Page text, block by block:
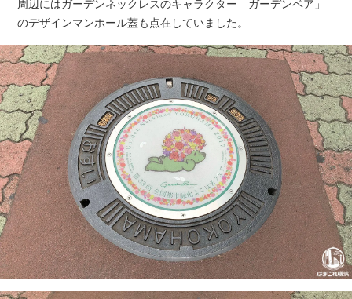
周辺にはガーデンネックレスのキャラクター「ガーデンベア」
のデザインマンホール蓋も点在していました。